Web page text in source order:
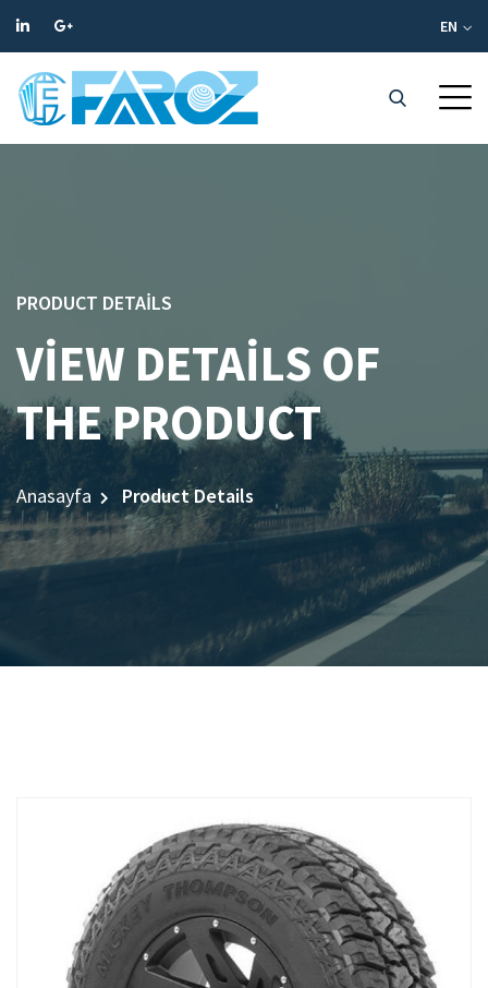
EN
PRODUCT DETAILS
VIEW DETAILS OF
THE PRODUCT
Anasayfa Product Details